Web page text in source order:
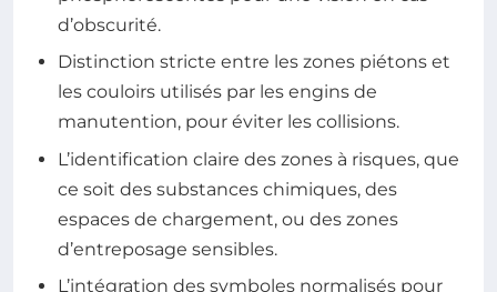
d’obscurité.
Distinction stricte entre les zones piétons et
les couloirs utilisés par les engins de
manutention, pour éviter les collisions.
L’identification claire des zones à risques, que
ce soit des substances chimiques, des
espaces de chargement, ou des zones
d’entreposage sensibles.
L’intégration des symboles normalisés pour